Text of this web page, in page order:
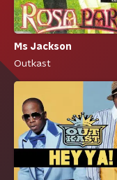
Ms Jackson
Outkast